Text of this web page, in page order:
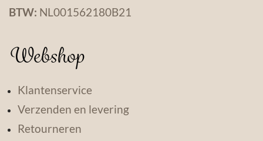
BTW: NL001562180B21
Webshop
Klantenservice
Verzenden en levering
Retourneren